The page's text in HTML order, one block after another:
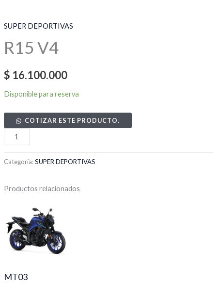
SUPER DEPORTIVAS
R15 V4
$ 16.100.000
Disponible para reserva
COTIZAR ESTE PRODUCTO.
Categoría:SUPER DEPORTIVAS
Productos relacionados
MT03